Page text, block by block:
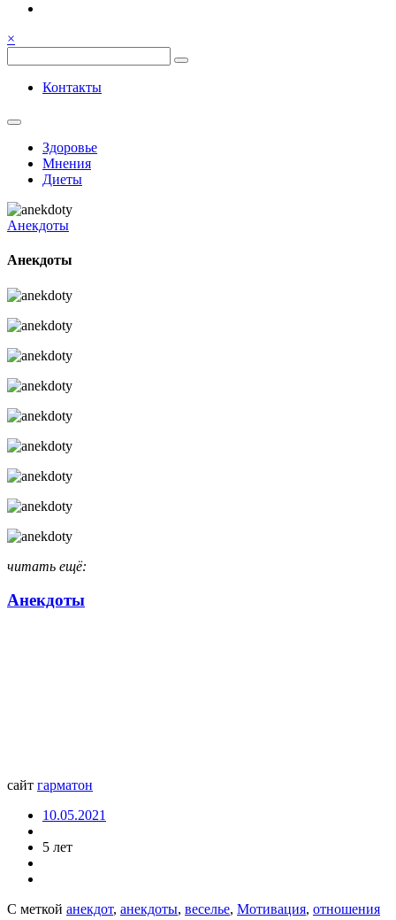
Весёлый и здоровый образ
жизни
Семья, общение, здоровье.
×
Весёлый и здоровый образ жизни
Контакты
Здоровье
Мнения
Диеты
Анекдоты
Анекдоты
читать ещё:
Анекдоты
сайт гарматон
10.05.2021
5 лет
С меткой анекдот, анекдоты, веселье, Мотивация, отношения